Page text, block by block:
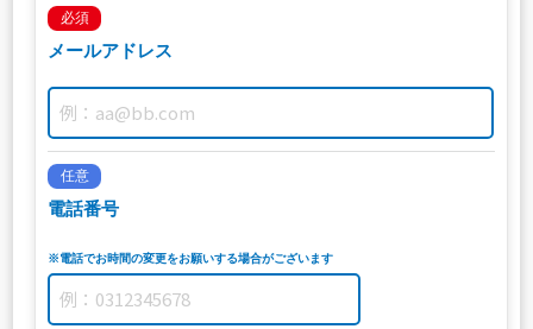
必須
メールアドレス
任意
電話番号
※電話でお時間の変更をお願いする場合がございます